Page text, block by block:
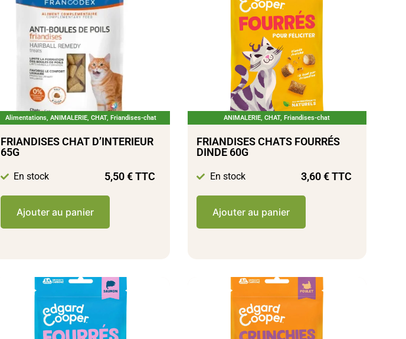
Alimentations, ANIMALERIE, CHAT, Friandises-chat
FRIANDISES CHAT D’INTERIEUR
65G
En stock 5,50€TTC
Ajouter au panier
ANIMALERIE,CHAT,Friandises-chat
FRIANDISES CHATS FOURRÉS
DINDE 60G
En stock 3,60€TTC
Ajouter au panier